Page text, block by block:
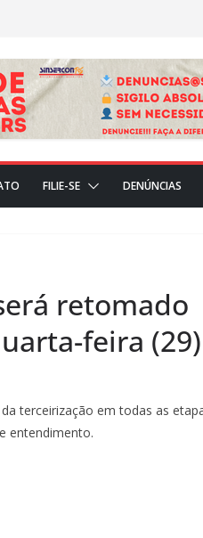
FILIE-SE DENÚNCIAS
retomado
feira (29)
terceirização em todas as
entendimento.